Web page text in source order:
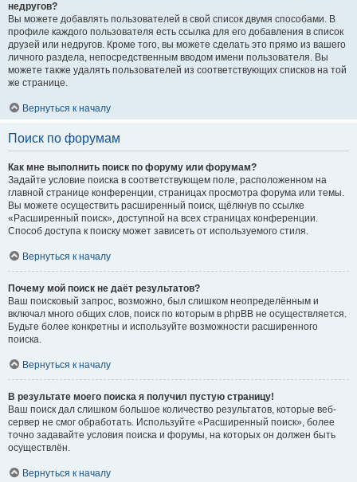
недругов?
Вы можете добавлять пользователей в свой список двумя способами. В
профиле каждого пользователя есть ссылка для его добавления в список
друзей или недругов. Кроме того, вы можете сделать это прямо из вашего
личного раздела, непосредственным вводом имени пользователя. Вы
можете также удалять пользователей из соответствующих списков на той
же странице.
Вернуться к началу
Поиск по форумам
Как мне выполнить поиск по форуму или форумам?
Задайте условие поиска в соответствующем поле, расположенном на
главной странице конференции, страницах просмотра форума или темы.
Вы можете осуществить расширенный поиск, щёлкнув по ссылке
«Расширенный поиск», доступной на всех страницах конференции.
Способ доступа к поиску может зависеть от используемого стиля.
Вернуться к началу
Почему мой поиск не даёт результатов?
Ваш поисковый запрос, возможно, был слишком неопределённым и
включал много общих слов, поиск по которым в phpBB не осуществляется.
Будьте более конкретны и используйте возможности расширенного
поиска.
Вернуться к началу
В результате моего поиска я получил пустую страницу!
Ваш поиск дал слишком большое количество результатов, которые веб-
сервер не смог обработать. Используйте «Расширенный поиск», более
точно задавайте условия поиска и форумы, на которых он должен быть
осуществлён.
Вернуться к началу